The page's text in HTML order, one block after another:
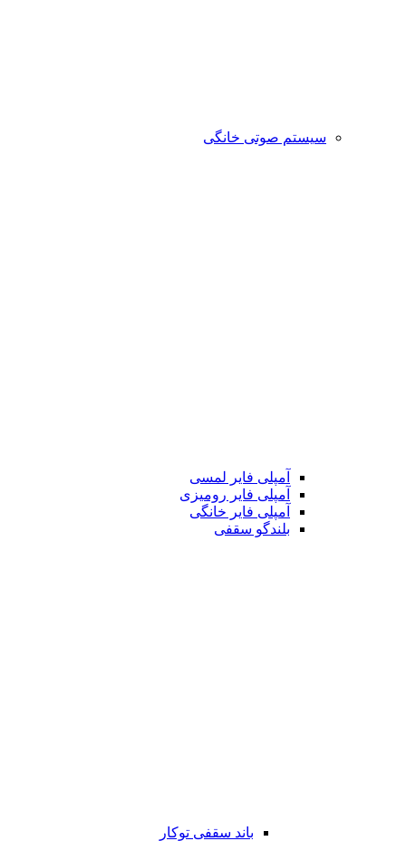
سیستم صوتی خانگی
آمپلی فایر لمسی
آمپلی فایر رومیزی
آمپلی فایر خانگی
بلندگو سقفی
باند سقفی توکار